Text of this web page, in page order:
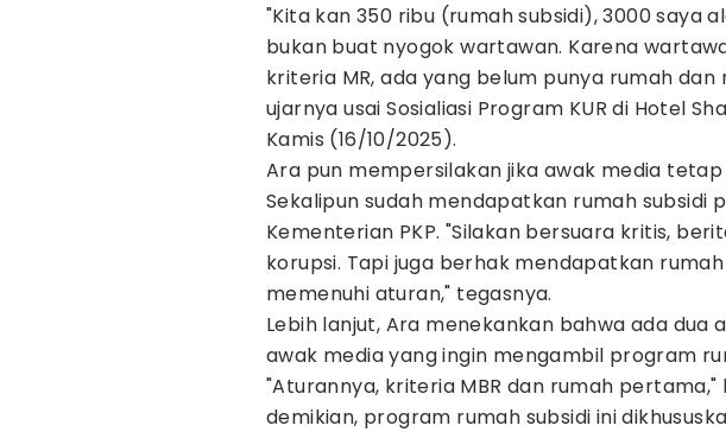
"Kita kan 350 ribu (rumah subsidi), 3000 saya
bukan buat nyogok wartawan. Karena
kriteria MR, ada yang belum punya rumah dan
ujarnya usai Sosialiasi Program KUR di Hotel
Kamis (16/10/2025).
Ara pun mempersilakan jika awak media
Sekalipun sudah mendapatkan rumah subsidi
Kementerian PKP. "Silakan bersuara kritis,
korupsi. Tapi juga berhak mendapatkan
memenuhi aturan," tegasnya.
Lebih lanjut, Ara menekankan bahwa ada dua
awak media yang ingin mengambil program
"Aturannya, kriteria MBR dan rumah pertama,"
demikian, program rumah subsidi ini